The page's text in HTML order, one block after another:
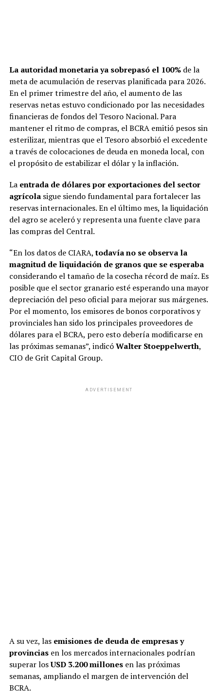
La autoridad monetaria ya sobrepasó el 100%de la
meta de acumulación de reservas planificada para 2026.
En el primer trimestre del año, el aumento de las
reservas netas estuvo condicionado por las necesidades
financieras de fondos del Tesoro Nacional. Para
mantener el ritmo de compras, el BCRA emitió pesos sin
esterilizar, mientras que el Tesoro absorbió el excedente
a través de colocaciones de deuda en moneda local, con
el propósito de estabilizar el dólar y la inflación.
La entrada de dólares por exportaciones del sector
agrícolasigue siendo fundamental para fortalecer las
reservas internacionales. En el último mes, la liquidación
del agro se aceleró y representa una fuente clave para
las compras del Central.
“En los datos de CIARA,todavía no se observa la
magnitud de liquidación de granos que se esperaba
considerando el tamaño de la cosecha récord de maíz. Es
posible que el sector granario esté esperando una mayor
depreciación del peso oficial para mejorar sus márgenes.
Por el momento, los emisores de bonos corporativos y
provinciales han sido los principales proveedores de
dólares para el BCRA, pero esto debería modificarse en
las próximas semanas”, indicóWalter Stoeppelwerth,
CIO de Grit Capital Group.
ADVERTISEMENT
A su vez, las emisiones de deuda de empresas y
provinciasen los mercados internacionales podrían
superar losUSD 3.200 millonesen las próximas
semanas, ampliando el margen de intervención del
BCRA.